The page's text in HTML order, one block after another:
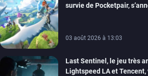
survie de Pocketpair,
03 août 2026 à 13:03
Last Sentinel, le jeu très
Lightspeed LA et Tencent,